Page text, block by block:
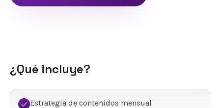
¿Qué incluye?
Estrategia de contenidos mensual